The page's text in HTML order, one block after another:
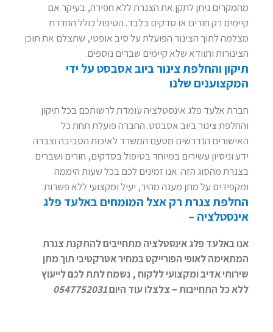
מהמקרים ניתן לתקן את הצנרת ללא חפירה, בעיקר אם
קיימים רק חורים או סדקים בלבד. הטיפול כולל החדרת
מצלמה לתוך הצינור הפועלת על סיב אופטי, שתצלם את תוכן
הצינורות ותוודא שלא קיימים שברים נוספים.
תיקון והחלפת צינור ביוב אסבסט על ידי
המקצוענים שלנו
חברת אלעד פלג אינסטלציה עומדת לרשותכם בכל תיקון
והחלפת צינור ביוב אסבסט. החברה פועלת תחת כל
האישורים הנדרשים מטעם המשרד לאיכות הסביבה וצברה
ידע וניסיון עשירים במיוחד בטיפול בסדקים, חורים ושברים
בצנרת מהסוג הזה. אנו זמינים לכם בכל שעות היממה
ומקפידים על מתן מענה מהיר, יעיל ומקצועי ללא פשרות.
החלפת צנרת רק אצל המומחים באלעד פלג
אינסטלציה –
אנו באלעד פלג אינסטלציה מתחייבים להתקנת צנרת
המתאימה לאופי הפורייקט במחיר אטרקטיבי תוך מתן
שירותי אדיב ומקצועי ללקוח , נשמח לתת לכם לייעוץ
ללא כל התחייבות – צלצלו עוד היום0547752031